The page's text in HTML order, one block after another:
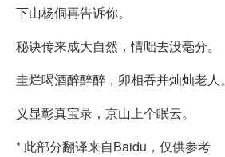
下山杨侗再告诉你。
秘诀传来成大自然，情咄去没毫分。
圭烂喝酒醉醉醉，卯相吞并灿灿老人。
义显彰真宝录，京山上个眠云。
* 此部分翻译来自Baidu，仅供参考